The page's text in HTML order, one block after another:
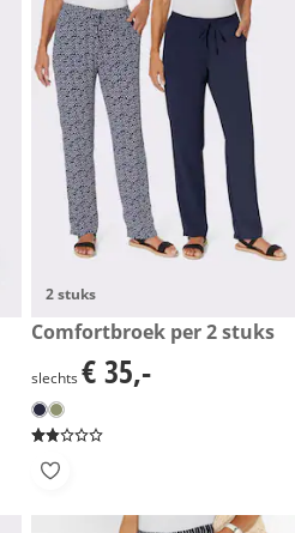
2 stuks
€ 35,-
Comfortbroek per 2 stuks
€ 35,-
slechts € 35,-